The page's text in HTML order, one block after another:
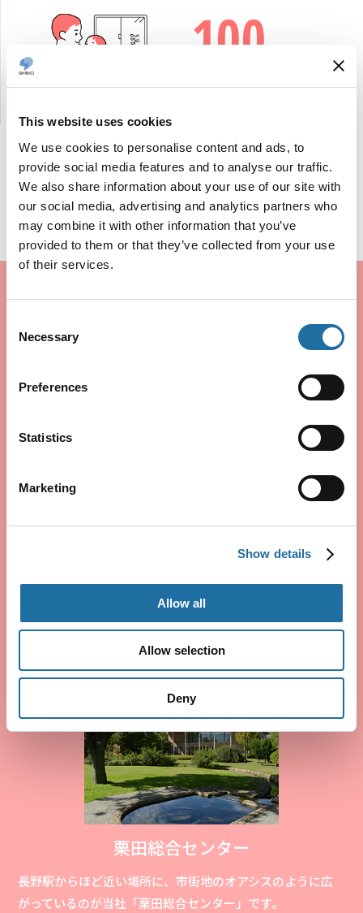
This website uses cookies
We use cookies to personalise content and ads, to
provide social media features and to analyse our traffic.
We also share information about your use of our site with
our social media, advertising and analytics partners who
may combine it with other information that you’ve
provided to them or that they’ve collected from your use
of their services.
Selection
Necessary
Preferences
Statistics
Marketing
Show details
Allow all
Allow selection
Deny
100
住環境 ～長野・新潟での暮らし～
マイカーでの通勤 仕事帰りのスキー
休日の登山 温泉、豊かな自然
栗田総合センター
⻑野駅からほど近い場所に、市街地のオアシスのように広
がっているのが当社「栗⽥総合センター」です。